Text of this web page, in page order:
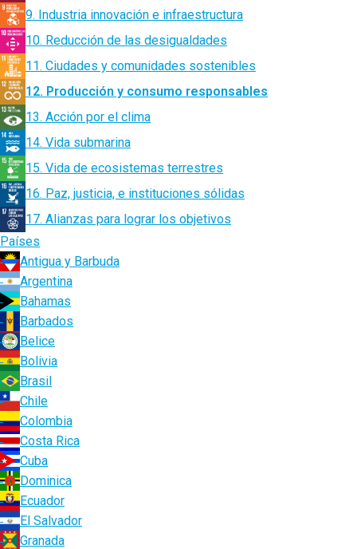
9. Industria innovación e infraestructura
10. Reducción de las desigualdades
11. Ciudades y comunidades sostenibles
12. Producción y consumo responsables
13. Acción por el clima
14. Vida submarina
15. Vida de ecosistemas terrestres
16. Paz, justicia, e instituciones sólidas
17. Alianzas para lograr los objetivos
Países
Antigua y Barbuda
Argentina
Bahamas
Barbados
Belice
Bolivia
Brasil
Chile
Colombia
Costa Rica
Cuba
Dominica
Ecuador
El Salvador
Granada